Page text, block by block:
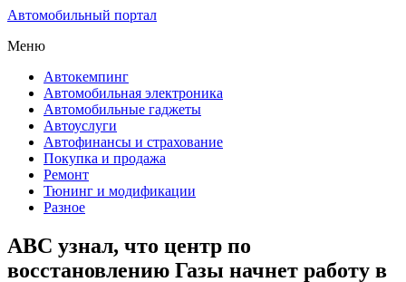
Автомобильный портал
Меню
Автокемпинг
Автомобильная электроника
Автомобильные гаджеты
Автоуслуги
Автофинансы и страхование
Покупка и продажа
Ремонт
Тюнинг и модификации
Разное
ABC узнал, что центр по
восстановлению Газы начнет работу в